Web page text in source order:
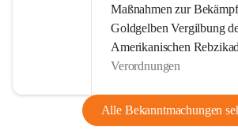
Maßnahmen zur
Goldgelben Vergilbung
Amerikanischen
Verordnungen
Alle Bekanntmachungen